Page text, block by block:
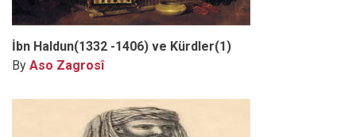
İbn Haldun(1332 -1406) ve Kürdler(1)
By Aso Zagrosî